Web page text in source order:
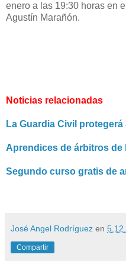
enero a las 19:30 horas en
Agustín Marañón.
Noticias relacionadas
La Guardia Civil
Aprendices de árbitros de
Segundo curso gratis de
José Angel Rodríguez en
Compartir